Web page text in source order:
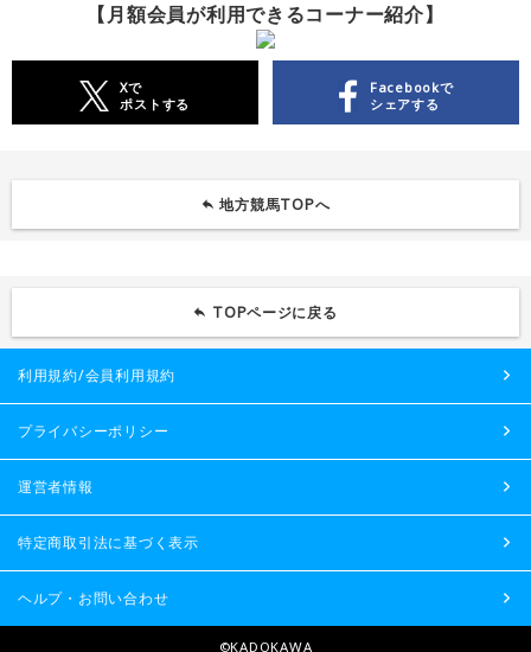
【月額会員が利用できるコーナー紹介】
Xで
ポストする
Facebookで
シェアする
地方競馬TOPへ
TOPページに戻る
利用規約/会員利用規約
プライバシーポリシー
運営者情報
特定商取引法に基づく表示
ヘルプ・お問い合わせ
©KADOKAWA